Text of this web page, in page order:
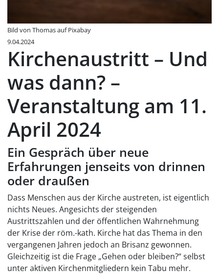
Bild von Thomas auf Pixabay
9.04.2024
Kirchenaustritt – Und
was dann? –
Veranstaltung am 11.
April 2024
Ein Gespräch über neue
Erfahrungen jenseits von drinnen
oder draußen
Dass Menschen aus der Kirche austreten, ist eigentlich
nichts Neues. Angesichts der steigenden
Austrittszahlen und der öffentlichen Wahrnehmung
der Krise der röm.-kath. Kirche hat das Thema in den
vergangenen Jahren jedoch an Brisanz gewonnen.
Gleichzeitig ist die Frage „Gehen oder bleiben?“ selbst
unter aktiven Kirchenmitgliedern kein Tabu mehr.